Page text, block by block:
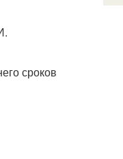
сроков